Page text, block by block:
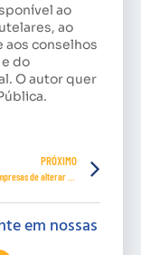
ao
ao
aos conselhos
do
O autor quer
PRÓXIMO
em nossas